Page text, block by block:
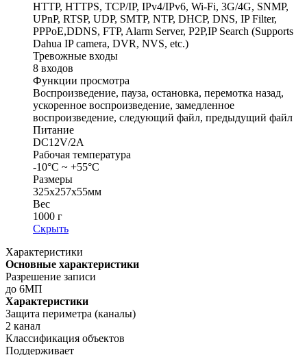
HTTP, HTTPS, TCP/IP, IPv4/IPv6, Wi-Fi, 3G/4G, SNMP,
UPnP, RTSP, UDP, SMTP, NTP, DHCP, DNS, IP Filter,
PPPoE,DDNS, FTP, Alarm Server, P2P,IP Search (Supports
Dahua IP camera, DVR, NVS, etc.)
Тревожные входы
8 входов
Функции просмотра
Воспроизведение, пауза, остановка, перемотка назад,
ускоренное воспроизведение, замедленное
воспроизведение, следующий файл, предыдущий файл
Питание
DC12V/2A
Рабочая температура
-10°C ~ +55°C
Размеры
325x257x55мм
Вес
1000 г
Скрыть
Характеристики
Основные характеристики
Разрешение записи
до 6МП
Характеристики
Защита периметра (каналы)
2 канал
Классификация объектов
Поддерживает